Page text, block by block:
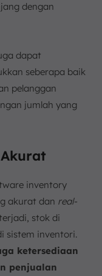
dengan
dapat
seberapa baik
pelanggan
jumlah yang
inventory
akurat dan real-
stok di
sistem inventori.
ketersediaan
penjualan